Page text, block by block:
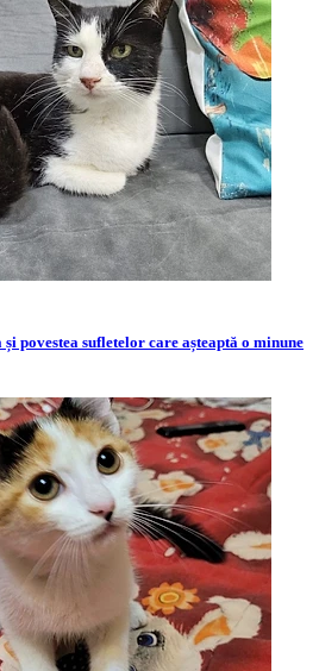
povestea sufletelor care așteaptă o minune